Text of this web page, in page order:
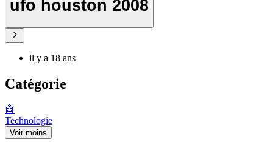
ufo houston 2008
il y a 18 ans
Catégorie
🤖
Technologie
Voir moins